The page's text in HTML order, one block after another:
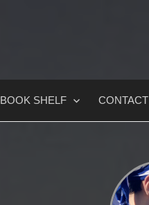
BOOK SHELF CONTACT